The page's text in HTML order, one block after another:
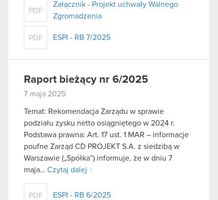
PDF
Załącznik - Projekt uchwały Walnego
Zgromadzenia
PDF ESPI - RB 7/2025
Raport bieżący nr 6/2025
7 maja 2025
Temat: Rekomendacja Zarządu w sprawie
podziału zysku netto osiągniętego w 2024 r.
Podstawa prawna: Art. 17 ust. 1 MAR – informacje
poufne Zarząd CD PROJEKT S.A. z siedzibą w
Warszawie („Spółka”) informuje, że w dniu 7
maja… Czytaj dalej
PDF ESPI - RB 6/2025